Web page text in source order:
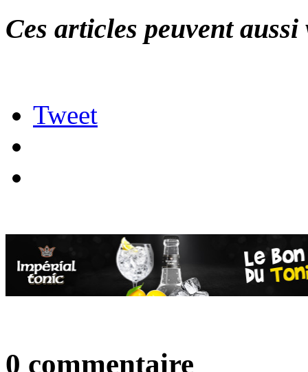
Ces articles peuvent
Tweet
0 commentaire